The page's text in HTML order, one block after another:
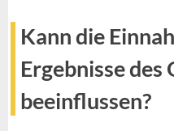
Kann die
Ergebnisse
beeinflussen?